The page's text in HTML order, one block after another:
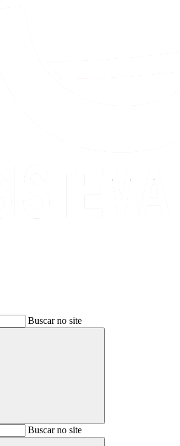
Buscar no site
BuscarBuscar no site